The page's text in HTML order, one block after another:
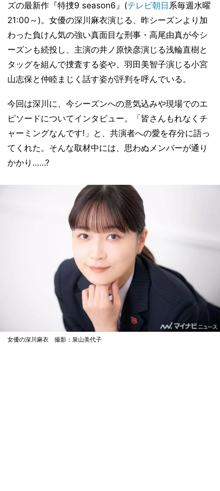
ズの最新作『特捜9 season6』(テレビ朝日 系毎週水曜
21:00～)。女優の深川麻衣演じる、昨シーズンより加
わった負けん気の強い真面目な刑事・高尾由真が今シ
ーズンも続投し、主演の井ノ原快彦演じる浅輪直樹と
タッグを組んで捜査する姿や、羽田美智子演じる小宮
山志保と仲睦まじく話す姿が評判を呼んでいる。
今回は深川に、今シーズンへの意気込みや現場でのエ
ピソードについてインタビュー。「皆さんもれなくチ
ャーミングなんです!」と、共演者への愛を存分に語っ
てくれた。そんな取材中には、思わぬメンバーが通り
かかり……?
女優の深川麻衣 撮影：泉山美代子